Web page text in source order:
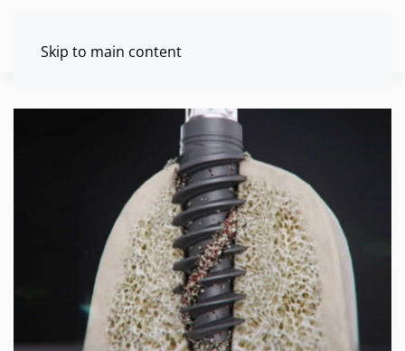
Skip to main content